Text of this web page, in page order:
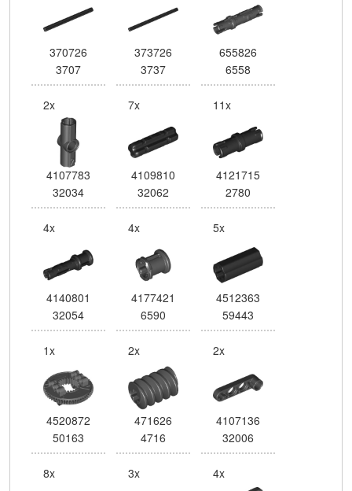
370726
3707
373726
3737
655826
6558
2x
4107783
32034
7x
4109810
32062
11x
4121715
2780
4x
4140801
32054
4x
4177421
6590
5x
4512363
59443
1x
4520872
50163
2x
471626
4716
2x
4107136
32006
8x 3x 4x